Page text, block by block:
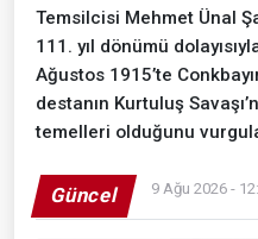
Temsilcisi Mehmet Ünal
111. yıl dönümü
Ağustos 1915’te
destanın Kurtuluş
temelleri olduğunu
Güncel 9 Ağu 2026 -